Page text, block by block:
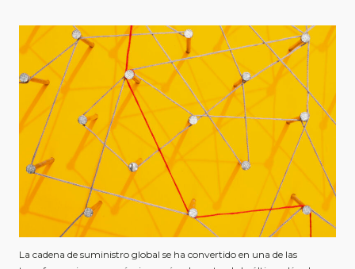
La cadena de suministro global se ha convertido en una de las